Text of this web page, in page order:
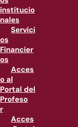
institucio
nales
Servici
os
Financier
os
Acces
o al
Portal del
Profeso
r
Acces